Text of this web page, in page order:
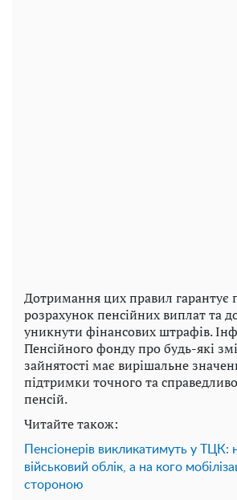
Дотримання цих правил гарантує
розрахунок пенсійних виплат та
уникнути фінансових штрафів.
Пенсійного фонду про будь-які
зайнятості має вирішальне
підтримки точного та
пенсій.
Читайте також:
Пенсіонерів викликатимуть у ТЦК:
військовий облік, а на кого
стороною